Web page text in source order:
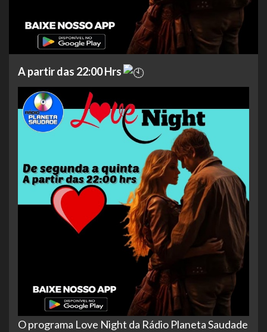
A partir das 22:00 Hrs
O programa Love Night da Rádio Planeta Saudade